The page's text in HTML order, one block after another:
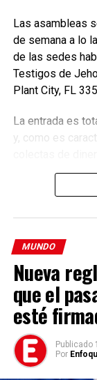
Las autoridades
tratar de
unacamioneta
podría estar
Las asambleas
de semana a lo
de las sedes
Testigos de
Plant City, FL
La entrada es
y, como es
MUNDO
Nueva
que el
esté
Publicado
Por